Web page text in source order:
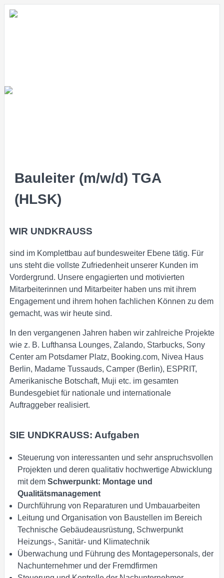
Bauleiter (m/w/d) TGA
(HLSK)
WIR UNDKRAUSS
sind im Komplettbau auf bundesweiter Ebene tätig. Für
uns steht die vollste Zufriedenheit unserer Kunden im
Vordergrund. Unsere engagierten und motivierten
Mitarbeiterinnen und Mitarbeiter haben uns mit ihrem
Engagement und ihrem hohen fachlichen Können zu dem
gemacht, was wir heute sind.
In den vergangenen Jahren haben wir zahlreiche Projekte
wie z. B. Lufthansa Lounges, Zalando, Starbucks, Sony
Center am Potsdamer Platz, Booking.com, Nivea Haus
Berlin, Madame Tussauds, Camper (Berlin), ESPRIT,
Amerikanische Botschaft, Muji etc. im gesamten
Bundesgebiet für nationale und internationale
Auftraggeber realisiert.
SIE UNDKRAUSS: Aufgaben
Steuerung von interessanten und sehr anspruchsvollen
Projekten und deren qualitativ hochwertige Abwicklung
mit dem Schwerpunkt: Montage und
Qualitätsmanagement
Durchführung von Reparaturen und Umbauarbeiten
Leitung und Organisation von Baustellen im Bereich
Technische Gebäudeausrüstung, Schwerpunkt
Heizungs-, Sanitär- und Klimatechnik
Überwachung und Führung des Montagepersonals, der
Nachunternehmer und der Fremdfirmen